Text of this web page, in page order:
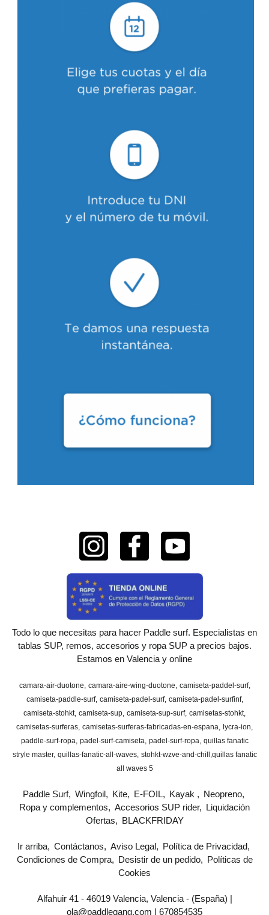
Todo lo que necesitas para hacer Paddle surf. Especialistas en
tablas SUP, remos, accesorios y ropa SUP a precios bajos.
Estamos en Valencia y online
camara-air-duotone camara-aire-wing-duotone camiseta-paddel-surf
camiseta-paddle-surf camiseta-padel-surf camiseta-padel-surfinf
camiseta-stohkt camiseta-sup camiseta-sup-surf camisetas-stohkt
camisetas-surferas camisetas-surferas-fabricadas-en-espana lycra-ion
paddle-surf-ropa padel-surf-camiseta padel-surf-ropa quillas fanatic
stryle master quillas-fanatic-all-waves stohkt-wzve-and-chill ​quillas fanatic
all waves 5
Paddle Surf Wingfoil Kite E-FOIL Kayak
Neopreno
Ropa y complementos
Accesorios SUP rider
Liquidación
Ofertas
BLACKFRIDAY
Ir arriba Contáctanos Aviso Legal
Política de Privacidad
Condiciones de Compra
Desistir de un pedido
Políticas de
Cookies
Alfahuir 41 - 46019 Valencia, Valencia - (España) |
ola@paddlegang.com | 670854535